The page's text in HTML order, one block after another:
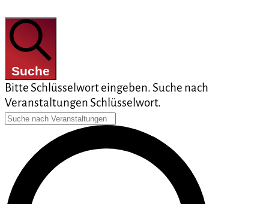
Suche
Bitte Schlüsselwort eingeben. Suche nach
Veranstaltungen Schlüsselwort.